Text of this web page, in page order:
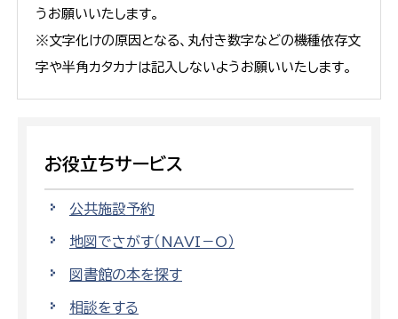
うお願いいたします。
※文字化けの原因となる、丸付き数字などの機種依存文
字や半角カタカナは記入しないようお願いいたします。
お役立ちサービス
公共施設予約
地図でさがす（NAVI－O）
図書館の本を探す
相談をする